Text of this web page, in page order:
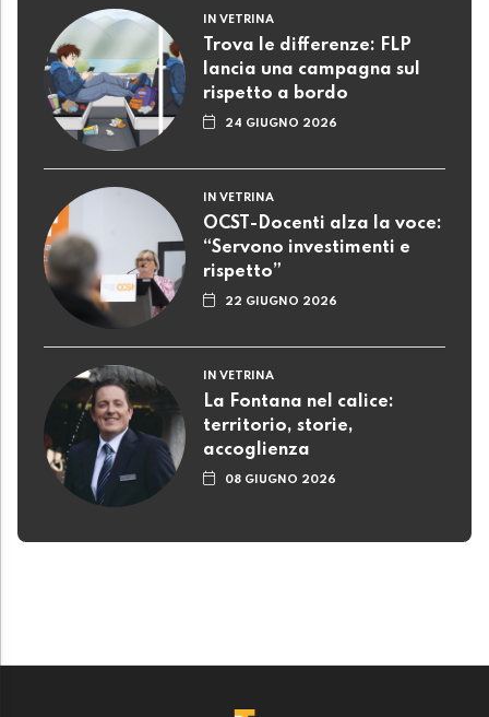
IN VETRINA
Trova le differenze: FLP
lancia una campagna sul
rispetto a bordo
24 GIUGNO 2026
IN VETRINA
OCST-Docenti alza la voce:
“Servono investimenti e
rispetto”
22 GIUGNO 2026
IN VETRINA
La Fontana nel calice:
territorio, storie,
accoglienza
08 GIUGNO 2026